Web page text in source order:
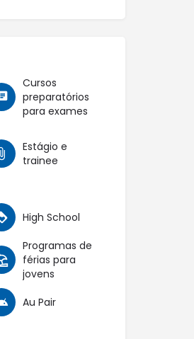
Cursos
preparatórios
para exames
Estágio e
trainee
High School
Programas de
férias para
jovens
Au Pair